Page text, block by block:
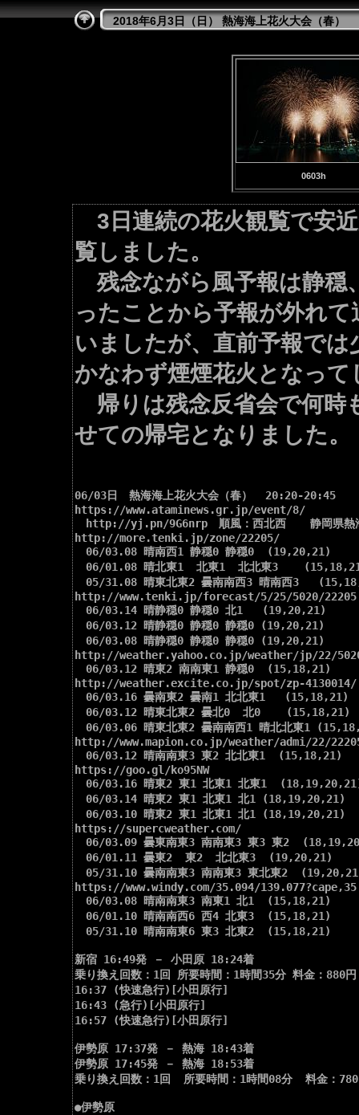
2018年6月3日（日） 熱海海上花火大会（春）
0603h
3日連続の花火観覧で安
覧しました。
残念ながら風予報は静穏
ったことから予報が外れ
いましたが、直前予報で
かなわず煙煙花火となっ
帰りは残念反省会で何時
せての帰宅となりました。
06/03日　熱海海上花火大会（春）  20:20-20:45
https://www.ataminews.gr.jp/event/8/
http://yj.pn/9G6nrp　順風：西北西　  静岡県熱
http://more.tenki.jp/zone/22205/
06/03.08 晴南西1 静穏0 静穏0  (19,20,21)
06/01.08 晴北東1  北東1  北北東3
05/31.08 晴東北東2 曇南南西3 晴南西3
http://www.tenki.jp/forecast/5/25/5020/
06/03.14 晴静穏0 静穏0 北1   (19,20,21)
06/03.12 晴静穏0 静穏0 静穏0 (19,20,21)
06/03.08 晴静穏0 静穏0 静穏0 (19,20,21)
http://weather.yahoo.co.jp/weather/jp/22/
06/03.12 晴東2 南南東1 静穏0  (15,18,21)
http://weather.excite.co.jp/spot/zp-4130014/
06/03.16 曇南東2 曇南1 北北東1   (15,18,21)
06/03.12 晴東北東2 曇北0  北0    (15,18,21)
06/03.06 晴東北東2 曇南南西1 晴北北東1
http://www.mapion.co.jp/weather/admi/22/
06/03.12 晴南南東3 東2 北北東1  (15,18,21)
https://goo.gl/ko95NW
06/03.16 晴東2 東1 北東1 北東1
06/03.14 晴東2 東1 北東1 北1 (18,19,20,21)
06/03.10 晴東2 東1 北東1 北1 (18,19,20,21)
https://supercweather.com/
06/03.09 曇東南東3 南南東3 東3 東2
06/01.11 曇東2  東2  北北東3  (19,20,21)
05/31.10 曇南南東3 南南東3 東北東2
https://www.windy.com/35.094/
06/03.08 晴南南東3 南東1 北1  (15,18,21)
06/01.10 晴南南西6 西4 北東3  (15,18,21)
05/31.10 晴南南東6 東3 北東2  (15,18,21)
新宿 16:49発 － 小田原 18:24着
乗り換え回数：1回 所要時間：1時間35分 料金：880円
16:37 (快速急行)[小田原行]
16:43 (急行)[小田原行]
16:57 (快速急行)[小田原行]
伊勢原 17:37発 － 熱海 18:43着
伊勢原 17:45発 － 熱海 18:53着
乗り換え回数：1回  所要時間：1時間08分  料金：
●伊勢原